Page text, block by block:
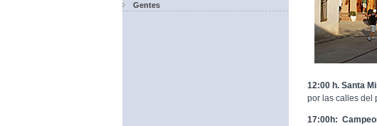
Gentes
12:00 h. Santa
por las calles del
17:00h: